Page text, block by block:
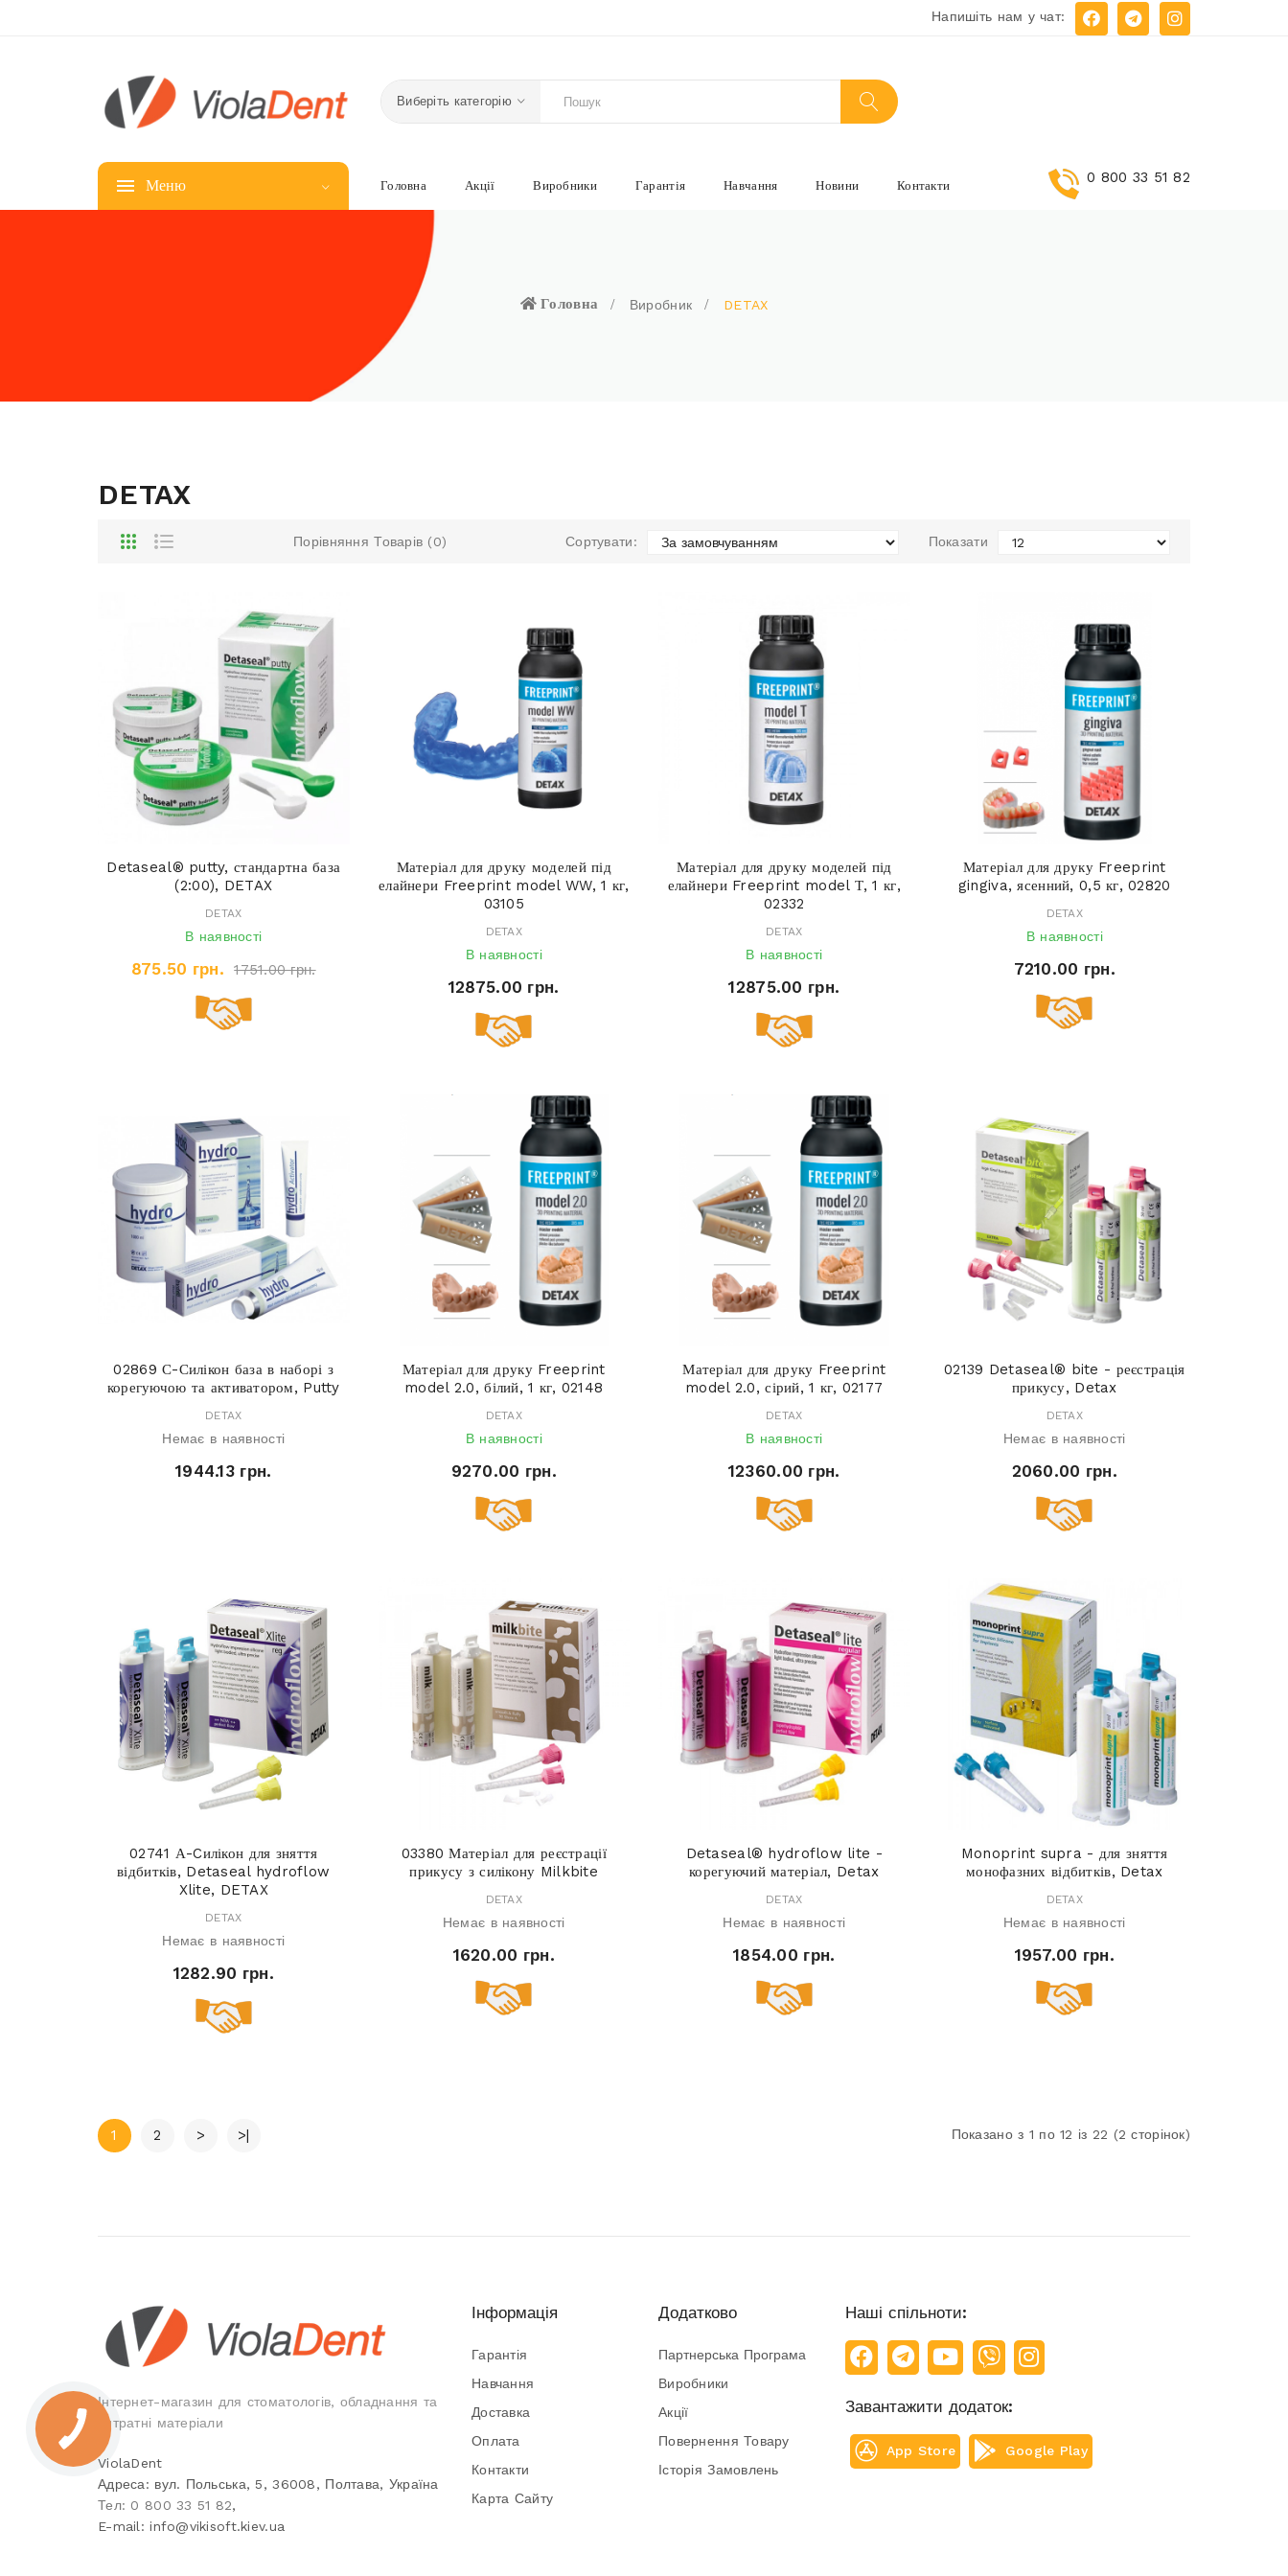
Напишіть нам у чат:
Виберіть категорію
Меню Головна Акції Виробники Гарантія Навчання Новини Контакти 0 800 33 51 82
Головна Виробник DETAX
DETAX
Порівняння Товарів (0) Сортувати: Показати
Detaseal® putty, стандартна база
(2:00), DETAX
DETAX
В наявності
875.50 грн. 1751.00 грн.
Матеріал для друку моделей під
елайнери Freeprint model WW, 1 кг,
03105
DETAX
В наявності
12875.00 грн.
Матеріал для друку моделей під
елайнери Freeprint model Т, 1 кг,
02332
DETAX
В наявності
12875.00 грн.
Матеріал для друку Freeprint
gingiva, ясенний, 0,5 кг, 02820
DETAX
В наявності
7210.00 грн.
02869 С-Силікон база в наборі з
корегуючою та активатором, Putty
DETAX
Немає в наявності
1944.13 грн.
Матеріал для друку Freeprint
model 2.0, білий, 1 кг, 02148
DETAX
В наявності
9270.00 грн.
Матеріал для друку Freeprint
model 2.0, сірий, 1 кг, 02177
DETAX
В наявності
12360.00 грн.
02139 Detaseal® bite - реєстрація
прикусу, Detax
DETAX
Немає в наявності
2060.00 грн.
02741 А-Cилікон для зняття
відбитків, Detaseal hydroflow
Xlite, DETAX
DETAX
Немає в наявності
1282.90 грн.
03380 Матеріал для реєстрації
прикусу з силікону Milkbite
DETAX
Немає в наявності
1620.00 грн.
Detaseal® hydroflow lite -
корегуючий матеріал, Detax
DETAX
Немає в наявності
1854.00 грн.
Monoprint supra - для зняття
монофазних відбитків, Detax
DETAX
Немає в наявності
1957.00 грн.
1 2 > >| Показано з 1 по 12 із 22 (2 сторінок)
Інтернет-магазин для стоматологів, обладнання та
витратні матеріали
ViolaDent
Адреса: вул. Польська, 5,36008, Полтава, Україна
Тел: 0 800 33 51 82,
E-mail:info@vikisoft.kiev.ua
Інформація
Гарантія
Навчання
Доставка
Оплата
Контакти
Карта Сайту
Додатково
Партнерська Програма
Виробники
Акції
Повернення Товару
Історія Замовлень
Наші спільноти:
Завантажити додаток:
App Store Google Play